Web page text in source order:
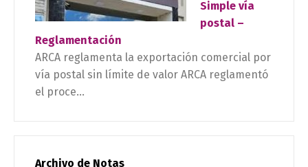
Simple vía
postal –
Reglamentación
ARCA reglamenta la exportación comercial por
vía postal sin límite de valor ARCA reglamentó
el proce...
Archivo de Notas